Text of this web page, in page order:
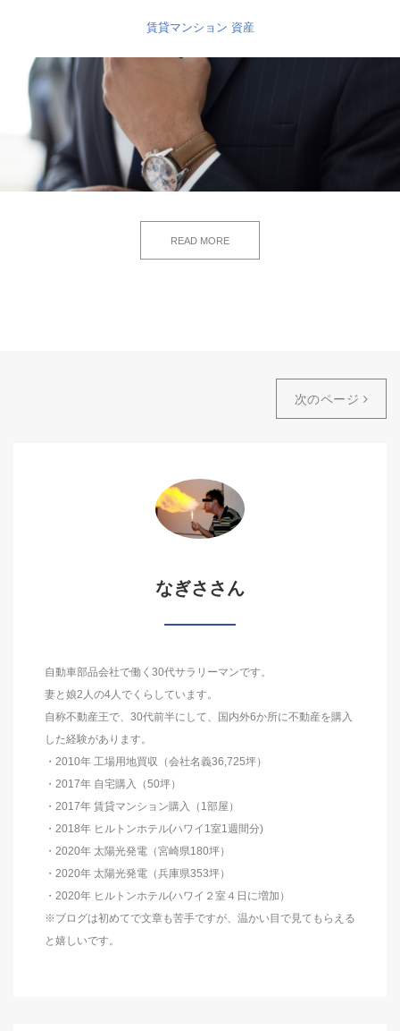
賃貸マンション 資産
READ MORE
次のページ
なぎささん
自動車部品会社で働く30代サラリーマンです。
妻と娘2人の4人でくらしています。
自称不動産王で、30代前半にして、国内外6か所に不動産を購入
した経験があります。
・2010年 工場用地買収（会社名義36,725坪）
・2017年 自宅購入（50坪）
・2017年 賃貸マンション購入（1部屋）
・2018年 ヒルトンホテル(ハワイ1室1週間分)
・2020年 太陽光発電（宮崎県180坪）
・2020年 太陽光発電（兵庫県353坪）
・2020年 ヒルトンホテル(ハワイ２室４日に増加）
※ブログは初めてで文章も苦手ですが、温かい目で見てもらえる
と嬉しいです。